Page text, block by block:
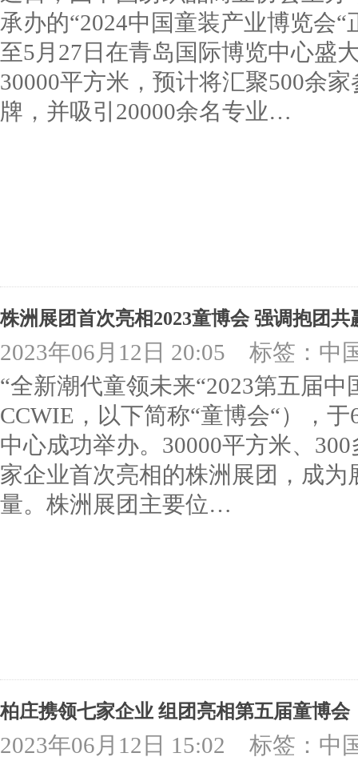
承办的“2024中国童装产业博览会
至5月27日在青岛国际博览中心盛
30000平方米，预计将汇聚500余
牌，并吸引20000余名专业…
株洲展团首次亮相2023童博会 强调抱团共
2023年06月12日 20:05
标签：中
“全新潮代童领未来“2023第五届
CCWIE，以下简称“童博会“），
中心成功举办。30000平方米、
家企业首次亮相的株洲展团，成
量。株洲展团主要位…
柏庄携领七家企业 组团亮相第五届童博会
2023年06月12日 15:02
标签：中